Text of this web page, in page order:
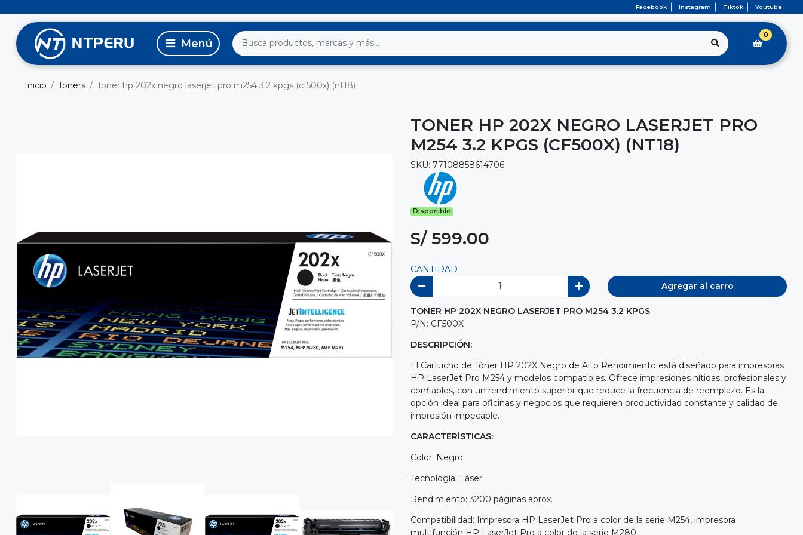
Facebook Instagram Tiktok Youtube
0
Inicio Toners Toner hp 202x negro laserjet pro m254 3.2 kpgs (cf500x) (nt18)
TONER HP 202X NEGRO LASERJET PRO
M254 3.2 KPGS (CF500X) (NT18)
SKU: 77108858614706
Disponible
S/ 599.00
CANTIDAD
Agregar al carro
TONER HP 202X NEGRO LASERJET PRO M254 3.2 KPGS
P/N: CF500X
DESCRIPCIÓN:
El Cartucho de Tóner HP 202X Negro de Alto Rendimiento está diseñado para impresoras
HP LaserJet Pro M254 y modelos compatibles. Ofrece impresiones nítidas, profesionales y
confiables, con un rendimiento superior que reduce la frecuencia de reemplazo. Es la
opción ideal para oficinas y negocios que requieren productividad constante y calidad de
impresión impecable.
CARACTERÍSTICAS:
Color: Negro
Tecnología: Láser
Rendimiento: 3200 páginas aprox.
Compatibilidad: Impresora HP LaserJet Pro a color de la serie M254, impresora
multifunción HP LaserJet Pro a color de la serie M280